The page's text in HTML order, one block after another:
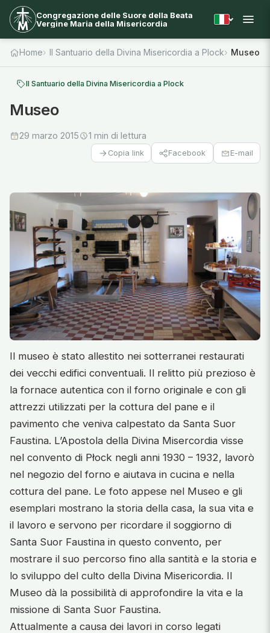
Congregazione delle Suore della Beata
Vergine Maria della Misericordia
Home Il Santuario della Divina Misericordia a Plock Museo
Il Santuario della Divina Misericordia a Plock
Museo
29 marzo 2015 1 min di lettura
Copia link Facebook E-mail
Il museo è stato allestito nei sotterranei restaurati
dei vecchi edifici conventuali. Il relitto più prezioso è
la fornace autentica con il forno originale e con gli
attrezzi utilizzati per la cottura del pane e il
pavimento che veniva calpestato da Santa Suor
Faustina. L’Apostola della Divina Misercordia visse
nel convento di Płock negli anni 1930 – 1932, lavorò
nel negozio del forno e aiutava in cucina e nella
cottura del pane. Le foto appese nel Museo e gli
esemplari mostrano la storia della casa, la sua vita e
il lavoro e servono per ricordare il soggiorno di
Santa Suor Faustina in questo convento, per
mostrare il suo percorso fino alla santità e la storia e
lo sviluppo del culto della Divina Misericordia. Il
Museo dà la possibilità di approfondire la vita e la
missione di Santa Suor Faustina.
Attualmente a causa dei lavori in corso legati